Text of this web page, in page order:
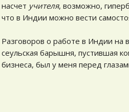
насчет учителя, возможно,
что в Индии можно вести
Разговоров о работе в Индии на
сеульская барышня, пустившая
бизнеса, был у меня перед